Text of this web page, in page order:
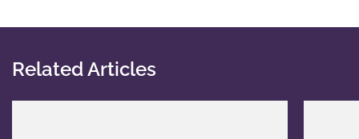
Related Articles